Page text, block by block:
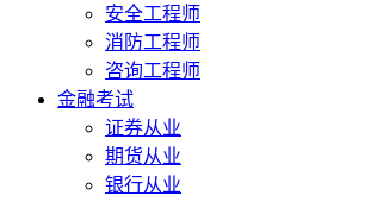
安全工程师
消防工程师
咨询工程师
金融考试
证券从业
期货从业
银行从业